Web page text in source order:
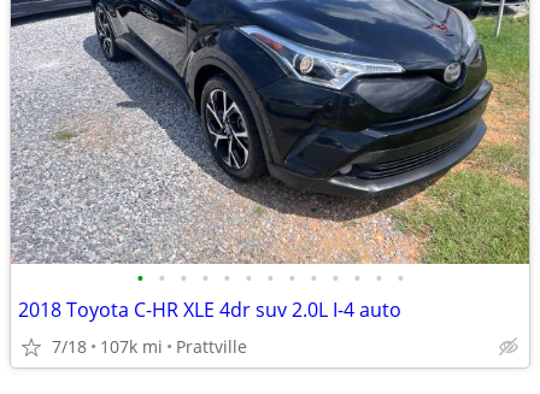
• • • • • • • • • • • • •
2018 Toyota C-HR XLE 4dr suv 2.0L I-4 auto
7/18 107k mi Prattville